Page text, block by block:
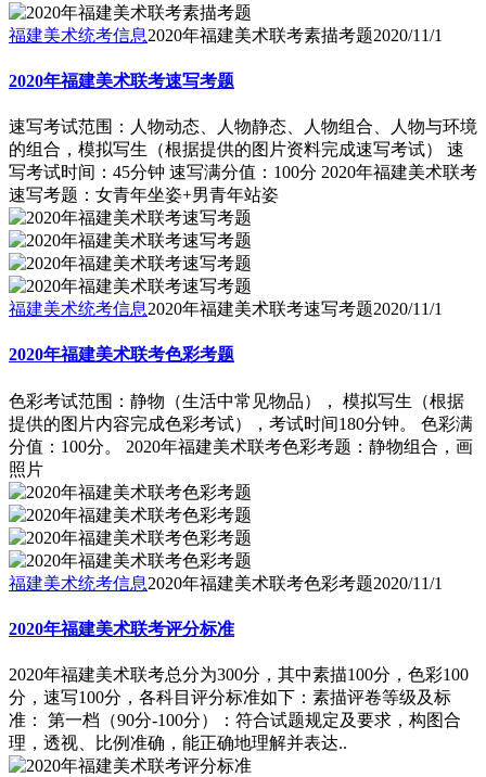
福建美术统考信息2020年福建美术联考素描考题2020/11/1
2020年福建美术联考速写考题
速写考试范围：人物动态、人物静态、人物组合、人物与环境
的组合，模拟写生（根据提供的图片资料完成速写考试） 速
写考试时间：45分钟 速写满分值：100分 2020年福建美术联考
速写考题：女青年坐姿+男青年站姿
福建美术统考信息2020年福建美术联考速写考题2020/11/1
2020年福建美术联考色彩考题
色彩考试范围：静物（生活中常见物品）， 模拟写生（根据
提供的图片内容完成色彩考试），考试时间180分钟。 色彩满
分值：100分。 2020年福建美术联考色彩考题：静物组合，画
照片
福建美术统考信息2020年福建美术联考色彩考题2020/11/1
2020年福建美术联考评分标准
2020年福建美术联考总分为300分，其中素描100分，色彩100
分，速写100分，各科目评分标准如下：素描评卷等级及标
准： 第一档（90分-100分）：符合试题规定及要求，构图合
理，透视、比例准确，能正确地理解并表达..